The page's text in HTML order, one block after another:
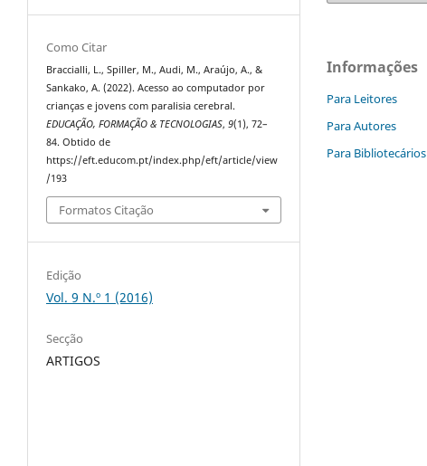
Como Citar
Braccialli, L., Spiller, M., Audi, M., Araújo, A., &
Sankako, A. (2022). Acesso ao computador por
crianças e jovens com paralisia cerebral.
EDUCAÇÃO, FORMAÇÃO & TECNOLOGIAS,9(1), 72–
84. Obtido de
https://eft.educom.pt/index.php/eft/article/view
/193
Formatos Citação
Edição
Vol. 9 N.º 1 (2016)
Secção
ARTIGOS
Informações
Para Leitores
Para Autores
Para Bibliotecários